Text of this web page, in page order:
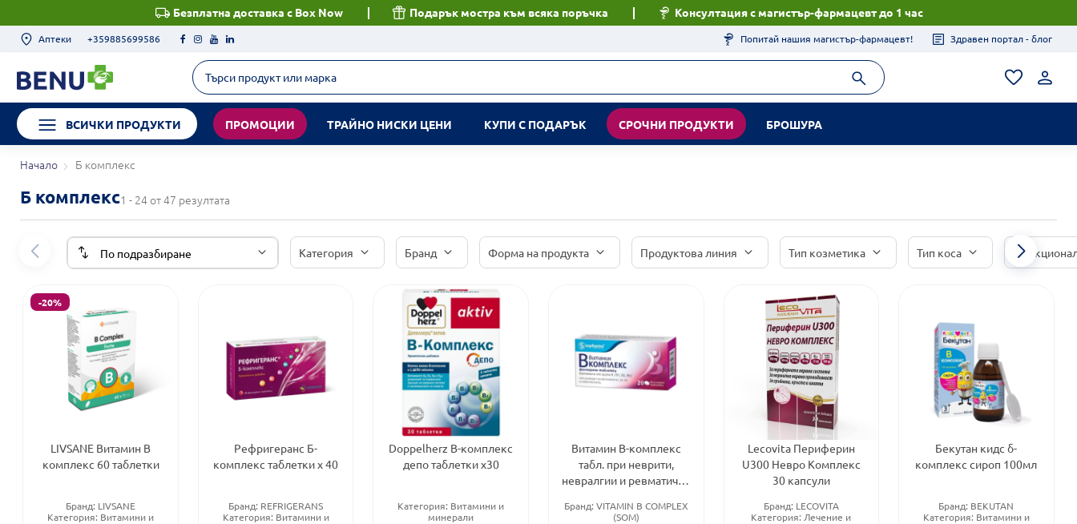
Безплатна доставка с Box Now Подарък мостра към всяка поръчка Консултация с магистър-фармацевт до 1 час
Аптеки +359885699586 Попитай нашия магистър-фармацевт! Здравен портал - блог
ВСИЧКИ ПРОДУКТИ ПРОМОЦИИ ТРАЙНО НИСКИ ЦЕНИ КУПИ С ПОДАРЪК СРОЧНИ ПРОДУКТИ БРОШУРА
Начало Б комплекс
Б комплекс1 - 24 от 47 резултата
Категория Бранд Форма на продукта Продуктова линия Тип козметика Тип коса
-20%
LIVSANE Витамин В
комплекс 60 таблетки
Бранд: LIVSANE
Категория: Витамини и
Рефригеранс Б-
комплекс таблетки x 40
Бранд: REFRIGERANS
Категория: Витамини и
Doppelherz В-комплекс
депо таблетки х30
Категория: Витамини и
минерали
Витамин В-комплекс
табл. при неврити,
невралгии и ревматични
Бранд: VITAMIN B COMPLEX
(SOM)
Lecovita Периферин
U300 Невро Комплекс
30 капсули
Бранд: LECOVITA
Категория: Лечение и
Бекутан кидс б-
комплекс сироп 100мл
Бранд: BEKUTAN
Категория: Витамини и